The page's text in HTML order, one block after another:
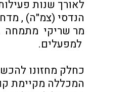
הנדסי (צמ"ה) ,
למפעלים.
כחלק מחזונו
המכללה מקיימת